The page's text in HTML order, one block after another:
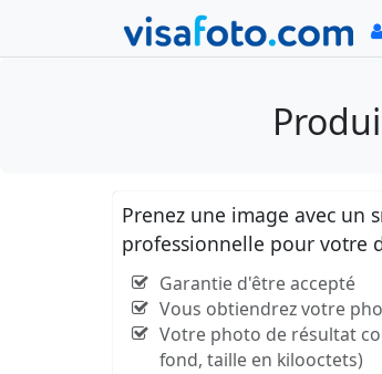
Prenez une image avec
professionnelle pour votre
Garantie d'être accepté
Vous obtiendrez votre
Votre photo de résultat
fond, taille en kilooctets)